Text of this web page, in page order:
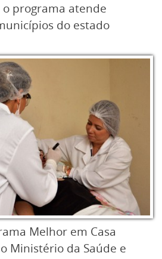
o programa atende
do estado
Melhor em Casa
Ministério da Saúde e